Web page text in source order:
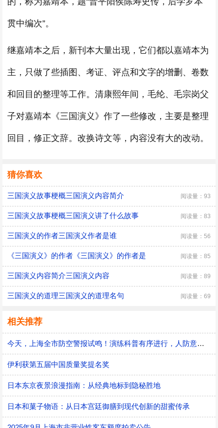
贯中编次”。
继嘉靖本之后，新刊本大量出现，它们都以嘉靖本为
主，只做了些插图、考证、评点和文字的增删、卷数
和回目的整理等工作。清康熙年间，毛纶、毛宗岗父
子对嘉靖本《三国演义》作了一些修改，主要是整理
回目，修正文辞。改换诗文等，内容没有大的改动。
猜你喜欢
三国演义故事梗概三国演义内容简介 阅读量：93
三国演义故事梗概三国演义讲了什么故事 阅读量：83
三国演义的作者三国演义作者是谁 阅读量：56
《三国演义》的作者《三国演义》的作者是 阅读量：85
三国演义内容简介三国演义内容 阅读量：89
三国演义的道理三国演义的道理名句 阅读量：69
相关推荐
今天，上海全市防空警报试鸣！演练科普有序进行，人防意识“声入人心”
伊利获第五届中国质量奖提名奖
日本东京夜景浪漫指南：从经典地标到隐秘胜地
日本和菓子物语：从日本宫廷御膳到现代创新的甜蜜传承